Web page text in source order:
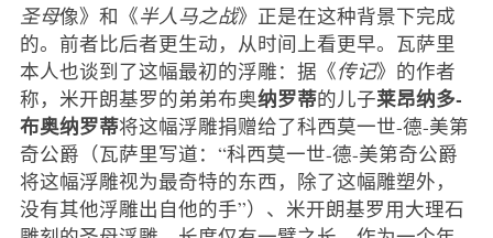
圣母像》和《半人马之战》正是在这种背景下完成
的。前者比后者更生动，从时间上看更早。瓦萨里
本人也谈到了这幅最初的浮雕：据《传记》的作者
称，米开朗基罗的弟弟布奥纳罗蒂的儿子莱昂纳多-
布奥纳罗蒂将这幅浮雕捐赠给了科西莫一世-德-美第
奇公爵（瓦萨里写道：“科西莫一世-德-美第奇公爵
将这幅浮雕视为最奇特的东西，除了这幅雕塑外，
没有其他浮雕出自他的手”）、米开朗基罗用大理石